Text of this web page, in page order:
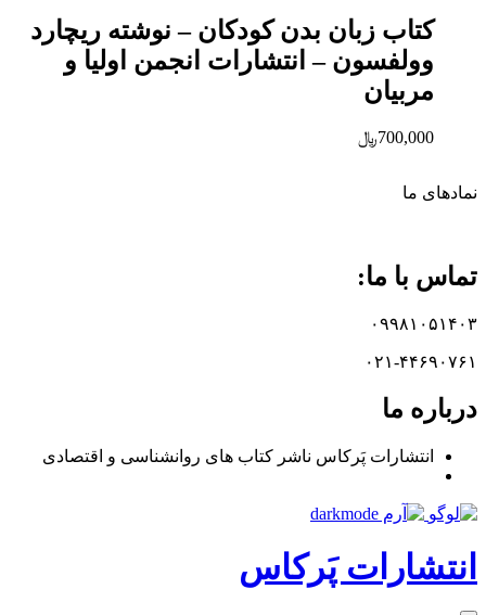
کتاب زبان بدن کودکان – نوشته ریچارد
وولفسون – انتشارات انجمن اولیا و
مربیان
700,000﷼
نماد‌های ما
تماس با ما:
۰۹۹۸۱۰۵۱۴۰۳
۰۲۱-۴۴۶۹۰۷۶۱
درباره ما
انتشارات پَرکاس ناشر کتاب های روانشناسی و اقتصادی
انتشارات پَرکاس